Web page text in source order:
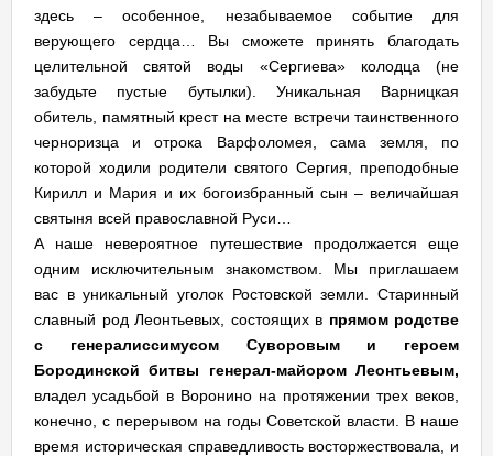
здесь – особенное, незабываемое событие для
верующего сердца… Вы сможете принять благодать
целительной святой воды «Сергиева» колодца (не
забудьте пустые бутылки). Уникальная Варницкая
обитель, памятный крест на месте встречи таинственного
черноризца и отрока Варфоломея, сама земля, по
которой ходили родители святого Сергия, преподобные
Кирилл и Мария и их богоизбранный сын – величайшая
святыня всей православной Руси…
А наше невероятное путешествие продолжается еще
одним исключительным знакомством. Мы приглашаем
вас в уникальный уголок Ростовской земли. Старинный
славный род Леонтьевых, состоящих в прямом родстве
с генералиссимусом Суворовым и героем
Бородинской битвы генерал-майором Леонтьевым,
владел усадьбой в Воронино на протяжении трех веков,
конечно, с перерывом на годы Советской власти. В наше
время историческая справедливость восторжествовала, и